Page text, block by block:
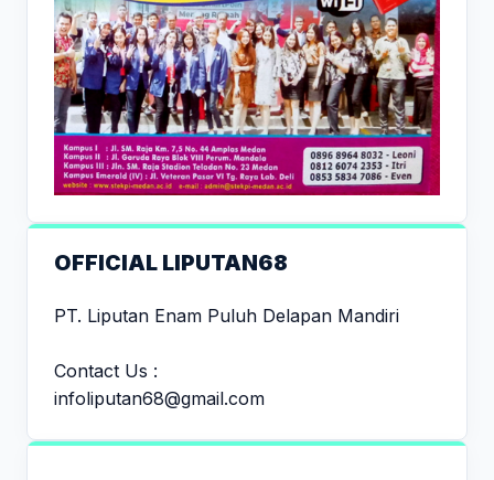
OFFICIAL LIPUTAN68
PT. Liputan Enam Puluh Delapan Mandiri
Contact Us :
infoliputan68@gmail.com